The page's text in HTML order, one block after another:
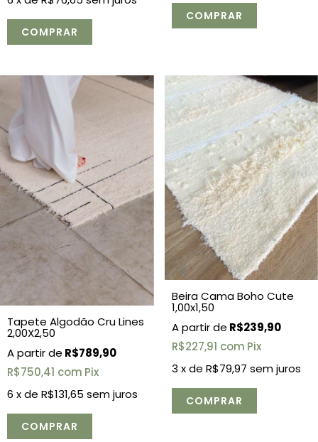
Tapete Algodão Cru Lines
2,00X2,50
R$789,90
R$750,41 com Pix
6 x de R$131,65 sem juros
Beira Cama Boho Cute
1,00x1,50
R$239,90
R$227,91 com Pix
3 x de R$79,97 sem juros